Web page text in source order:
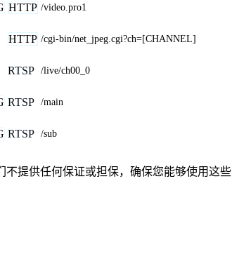
HTTP /video.pro1
HTTP /cgi-bin/net_jpeg.cgi?ch=[CHANNEL]
RTSP /live/ch00_0
RTSP /main
RTSP /sub
不提供任何保证或担保，确保您能够使用这些